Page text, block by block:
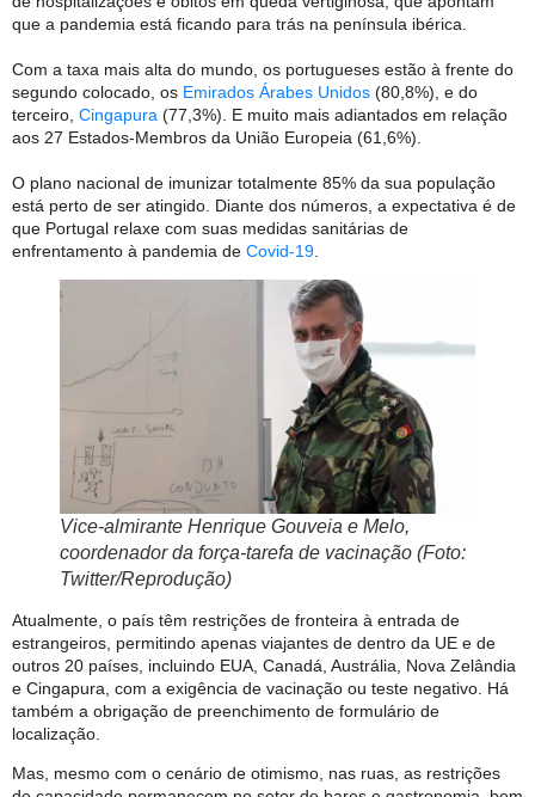
que a pandemia está ficando para trás na península ibérica.
Com a taxa mais alta do mundo, os portugueses estão à frente do
segundo colocado, os Emirados Árabes Unidos (80,8%), e do
terceiro, Cingapura (77,3%). E muito mais adiantados em relação
aos 27 Estados-Membros da União Europeia (61,6%).
O plano nacional de imunizar totalmente 85% da sua população
está perto de ser atingido. Diante dos números, a expectativa é de
que Portugal relaxe com suas medidas sanitárias de
enfrentamento à pandemia de Covid-19
Vice-almirante Henrique Gouveia e Melo,
coordenador da força-tarefa de vacinação (Foto:
Twitter/Reprodução)
Atualmente, o país têm restrições de fronteira à entrada de
estrangeiros, permitindo apenas viajantes de dentro da UE e de
outros 20 países, incluindo EUA, Canadá, Austrália, Nova Zelândia
e Cingapura, com a exigência de vacinação ou teste negativo. Há
também a obrigação de preenchimento de formulário de
localização.
Mas, mesmo com o cenário de otimismo, nas ruas, as restrições